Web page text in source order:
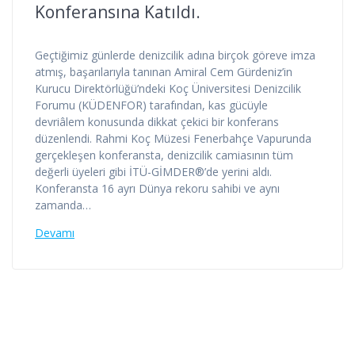
Konferansına Katıldı.
Geçtiğimiz günlerde denizcilik adına birçok göreve imza
atmış, başarılarıyla tanınan Amiral Cem Gürdeniz’in
Kurucu Direktörlüğü’ndeki Koç Üniversitesi Denizcilik
Forumu (KÜDENFOR) tarafından, kas gücüyle
devriâlem konusunda dikkat çekici bir konferans
düzenlendi. Rahmi Koç Müzesi Fenerbahçe Vapurunda
gerçekleşen konferansta, denizcilik camiasının tüm
değerli üyeleri gibi İTÜ-GİMDER®’de yerini aldı.
Konferansta 16 ayrı Dünya rekoru sahibi ve aynı
zamanda…
Devamı